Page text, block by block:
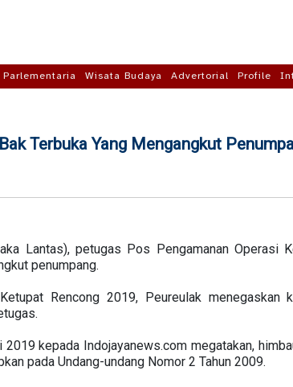
Parlementaria Wisata Budaya Advertorial Profile
Terbuka Yang Mengangkut
Lantas), petugas Pos Pengamanan Operasi
penumpang.
Rencong 2019, Peureulak menegaskan
kepada Indojayanews.com megatakan,
pada Undang-undang Nomor 2 Tahun 2009.